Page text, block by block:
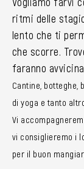
ritmi delle
lento che ti
che scorre.
faranno
Cantine,
di yoga e tanto
Vi
vi consiglieremo i
per il buon